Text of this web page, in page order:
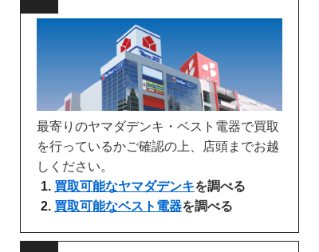
最寄りのヤマダデンキ・ベスト電器で買取
を行っているかご確認の上、店頭までお越
しください。
買取可能なヤマダデンキを調べる
買取可能なベスト電器を調べる